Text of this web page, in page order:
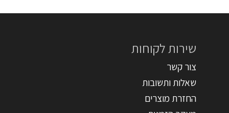
שירות לקוחות
צור קשר
שאלות ותשובות
החזרת מוצרים